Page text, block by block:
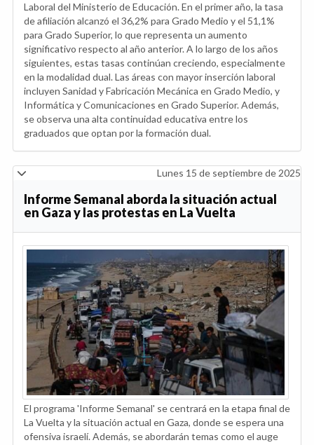
Laboral del Ministerio de Educación. En el primer año, la tasa
de afiliación alcanzó el 36,2% para Grado Medio y el 51,1%
para Grado Superior, lo que representa un aumento
significativo respecto al año anterior. A lo largo de los años
siguientes, estas tasas continúan creciendo, especialmente
en la modalidad dual. Las áreas con mayor inserción laboral
incluyen Sanidad y Fabricación Mecánica en Grado Medio, y
Informática y Comunicaciones en Grado Superior. Además,
se observa una alta continuidad educativa entre los
graduados que optan por la formación dual.
Lunes 15 de septiembre de 2025
Informe Semanal aborda la situación actual
en Gaza y las protestas en La Vuelta
El programa 'Informe Semanal' se centrará en la etapa final de
La Vuelta y la situación actual en Gaza, donde se espera una
ofensiva israelí. Además, se abordarán temas como el auge